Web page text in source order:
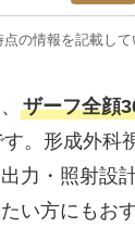
の情報を記載して
ザーフ全顔
。形成外科
力・照射設
い方にもお